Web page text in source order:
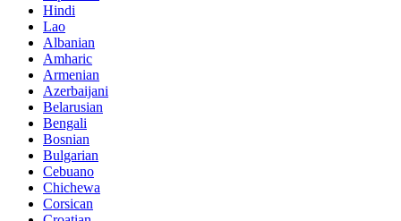
Hindi
Lao
Albanian
Amharic
Armenian
Azerbaijani
Belarusian
Bengali
Bosnian
Bulgarian
Cebuano
Chichewa
Corsican